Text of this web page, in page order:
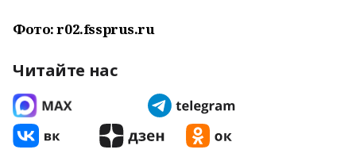
Фото: r02.fssprus.ru
Читайте нас